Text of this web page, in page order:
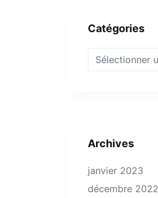
Catégories
Catégories
Archives
janvier 2023
décembre 2022